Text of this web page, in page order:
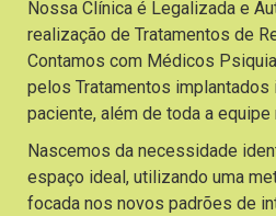
Nossa Clínica é Legalizada e
realização de Tratamentos de
Contamos com Médicos
pelos Tratamentos implantados
paciente, além de toda a
Nascemos da necessidade
espaço ideal, utilizando uma
focada nos novos padrões de